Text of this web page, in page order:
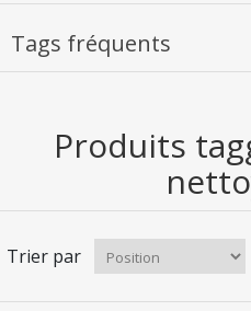
Tags fréquents
Produits
Trier par